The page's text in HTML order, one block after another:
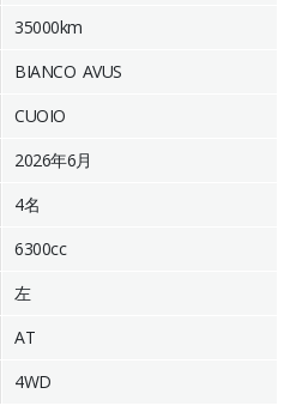
35000km
BIANCO AVUS
CUOIO
2026年6月
4名
6300cc
左
AT
4WD